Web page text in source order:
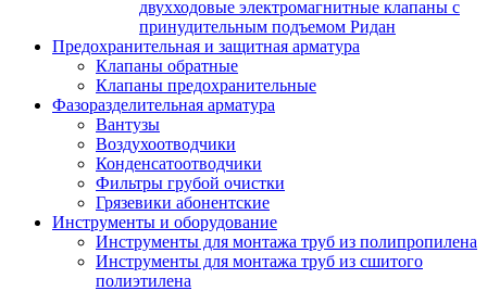
двухходовые электромагнитные клапаны с
принудительным подъемом Ридан
Предохранительная и защитная арматура
Клапаны обратные
Клапаны предохранительные
Фазоразделительная арматура
Вантузы
Воздухоотводчики
Конденсатоотводчики
Фильтры грубой очистки
Грязевики абонентские
Инструменты и оборудование
Инструменты для монтажа труб из полипропилена
Инструменты для монтажа труб из сшитого
полиэтилена